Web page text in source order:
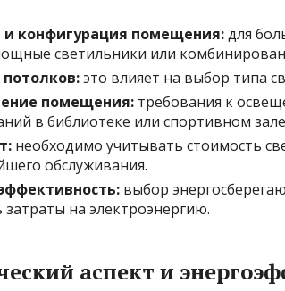
и конфигурация помещения:для
светильники или
это влияет на выбор типа
помещения: требования к
в библиотеке или спортивном
необходимо учитывать стоимость
обслуживания.
выбор
затраты на электроэнергию.
аспект и